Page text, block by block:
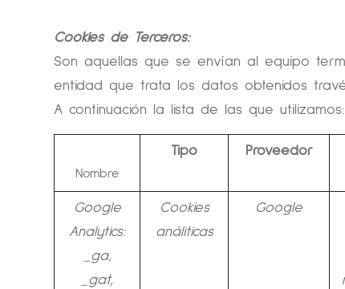
Cookies de Terceros:
Son aquellas que se envían al equipo
entidad que trata los datos obtenidos
A continuación la lista de las que utilizamos:
Nombre
Tipo Proveedor
Google
Analytics:
_ga,
_gat,
Cookies
análiticas
Google